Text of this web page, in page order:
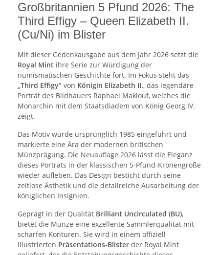
Großbritannien 5 Pfund 2026: The
Third Effigy – Queen Elizabeth II.
(Cu/Ni) im Blister
Mit dieser Gedenkausgabe aus dem Jahr 2026 setzt die
Royal Mint ihre Serie zur Würdigung der
numismatischen Geschichte fort. Im Fokus steht das
„Third Effigy“ von Königin Elizabeth II., das legendäre
Porträt des Bildhauers Raphael Maklouf, welches die
Monarchin mit dem Staatsdiadem von König Georg IV.
zeigt.
Das Motiv wurde ursprünglich 1985 eingeführt und
markierte eine Ära der modernen britischen
Münzprägung. Die Neuauflage 2026 lässt die Eleganz
dieses Porträts in der klassischen 5-Pfund-Kronengröße
wieder aufleben. Das Design besticht durch seine
zeitlose Ästhetik und die detailreiche Ausarbeitung der
königlichen Insignien.
Geprägt in der Qualität Brilliant Uncirculated (BU),
bietet die Münze eine exzellente Sammlerqualität mit
scharfen Konturen. Sie wird in einem offiziell
illustrierten Präsentations-Blister der Royal Mint